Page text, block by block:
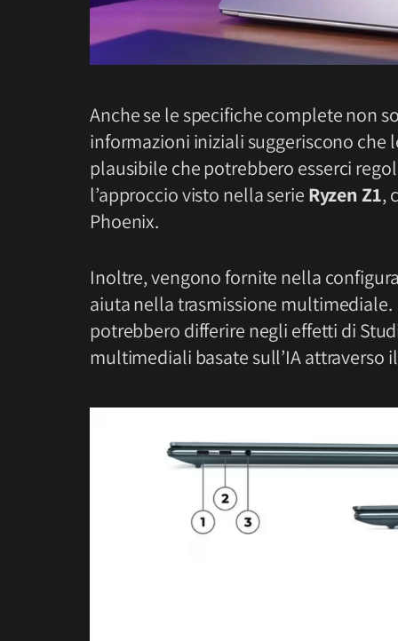
Anche se le specifiche complete non
informazioni iniziali suggeriscono che
plausibile che potrebbero esserci
l’approccio visto nella serie Ryzen Z1,
Phoenix.
Inoltre, vengono fornite nella
aiuta nella trasmissione
potrebbero differire negli effetti di
multimediali basate sull’IA attraverso